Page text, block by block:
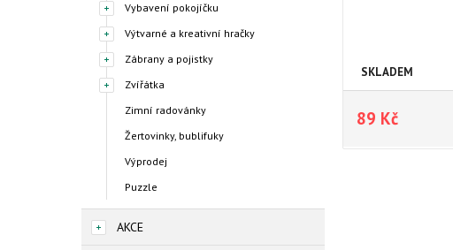
Vybavení pokojíčku
Výtvarné a kreativní hračky
Zábrany a pojistky
Zvířátka
Zimní radovánky
Žertovinky, bublifuky
Výprodej
Puzzle
AKCE
SKLADEM
89 Kč